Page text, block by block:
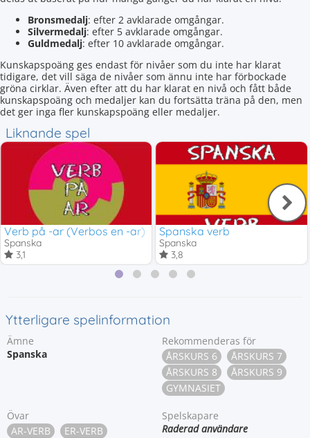
Bronsmedalj: efter 2 avklarade omgångar.
Silvermedalj: efter 5 avklarade omgångar.
Guldmedalj: efter 10 avklarade omgångar.
Kunskapspoäng ges endast för nivåer som du inte har klarat
tidigare, det vill säga de nivåer som ännu inte har förbockade
gröna cirklar. Även efter att du har klarat en nivå och fått både
kunskapspoäng och medaljer kan du fortsätta träna på den, men
det ger inga fler kunskapspoäng eller medaljer.
Liknande spel
Verb på -ar (Verbos en -ar)
Spanska
3,1
Spanska verb
Spanska
3,8
Ytterligare spelinformation
Ämne
Spanska
Rekommenderas för
ÅRSKURS 6
ÅRSKURS 7
ÅRSKURS 8
ÅRSKURS 9
GYMNASIET
Övar
AR-VERB
ER-VERB
Spelskapare
Raderad användare